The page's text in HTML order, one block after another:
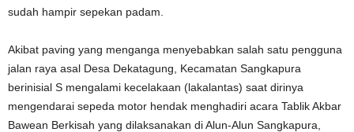
sudah hampir sepekan padam.
Akibat paving yang menganga menyebabkan salah satu pengguna
jalan raya asal Desa Dekatagung, Kecamatan Sangkapura
berinisial S mengalami kecelakaan (lakalantas) saat dirinya
mengendarai sepeda motor hendak menghadiri acara Tablik Akbar
Bawean Berkisah yang dilaksanakan di Alun-Alun Sangkapura,